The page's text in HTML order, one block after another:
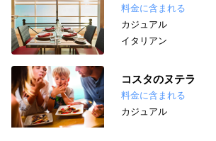
料金に含まれる
カジュアル
イタリアン
コスタのヌテラ
料金に含まれる
カジュアル